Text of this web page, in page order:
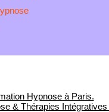
Hypnose à Paris.
& Thérapies